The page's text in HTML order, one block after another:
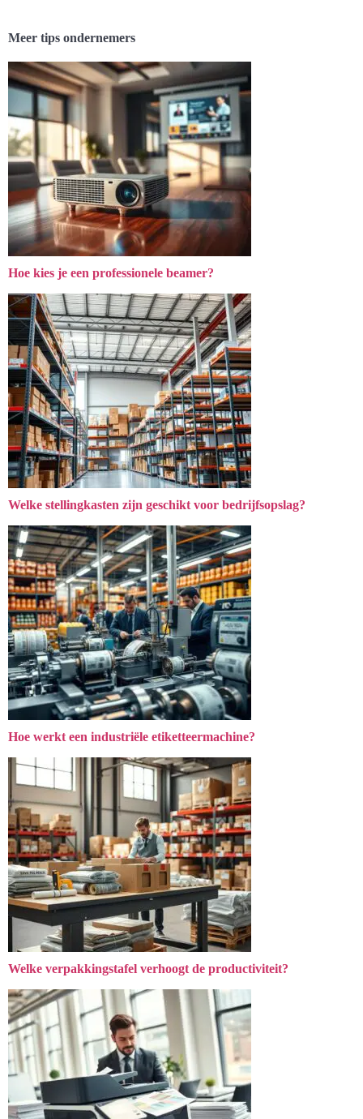
Meer tips ondernemers
Hoe kies je een professionele beamer?
Welke stellingkasten zijn geschikt voor bedrijfsopslag?
Hoe werkt een industriële etiketteermachine?
Welke verpakkingstafel verhoogt de productiviteit?